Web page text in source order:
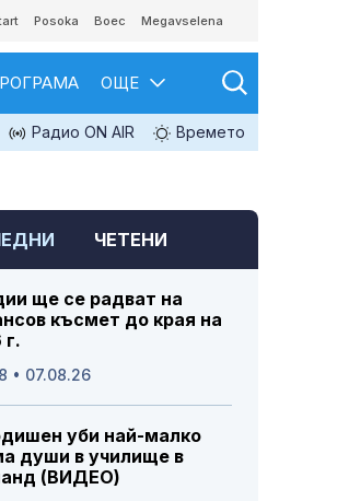
Posoka Boec Megavselena
ОЩЕ
Радио ON AIR Времето
ЧЕТЕНИ
ще се радват на
късмет до края на
г.
• 07.08.26
уби най-малко
души в училище в
(ВИДЕО)